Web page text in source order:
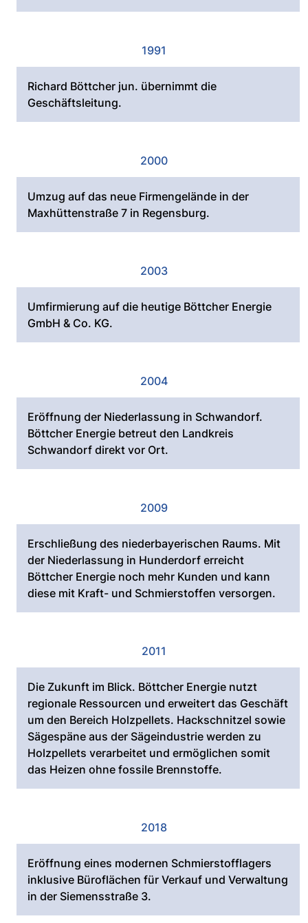
Richard Böttcher jun. übernimmt die
Geschäftsleitung.
1991
Umzug auf das neue Firmengelände in der
Maxhüttenstraße 7 in Regensburg.
2000
Umfirmierung auf die heutige Böttcher Energie
GmbH & Co. KG.
2003
Eröffnung der Niederlassung in Schwandorf.
Böttcher Energie betreut den Landkreis
Schwandorf direkt vor Ort.
2004
Erschließung des niederbayerischen Raums. Mit
der Niederlassung in Hunderdorf erreicht
Böttcher Energie noch mehr Kunden und kann
diese mit Kraft- und Schmierstoffen versorgen.
2009
Die Zukunft im Blick. Böttcher Energie nutzt
regionale Ressourcen und erweitert das Geschäft
um den Bereich Holzpellets. Hackschnitzel sowie
Sägespäne aus der Sägeindustrie werden zu
Holzpellets verarbeitet und ermöglichen somit
das Heizen ohne fossile Brennstoffe.
2011
Eröffnung eines modernen Schmierstofflagers
inklusive Büroflächen für Verkauf und Verwaltung
in der Siemensstraße 3.
2018